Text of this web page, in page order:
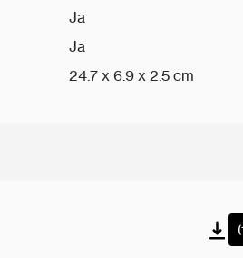
Ja
Ja
24.7 x 6.9 x 2.5 cm